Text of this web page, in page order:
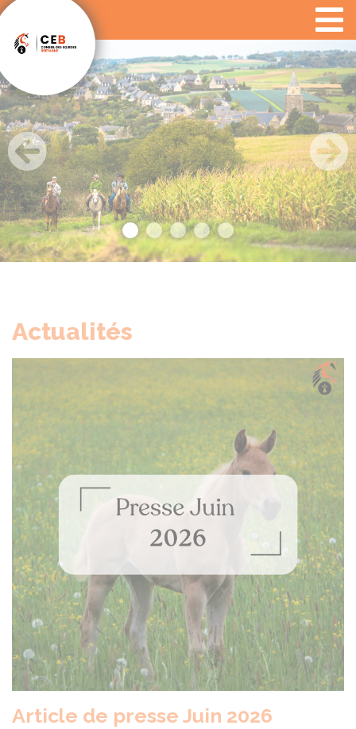
Previous Next
Actualités
Le conseil des Equidés
Bretagne sera présent
Dinard du 30 juillet au
Date :30/06/2026
Catégorie :Evènements
Evènement
Lire la suite de l'article
Panneau de gestion des cookies